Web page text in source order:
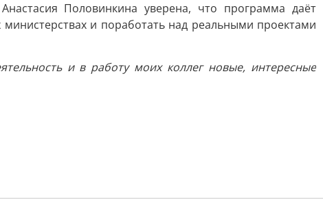
Половинкина уверена, что программа даёт
и поработать над реальными проектами
и в работу моих коллег новые, интересные